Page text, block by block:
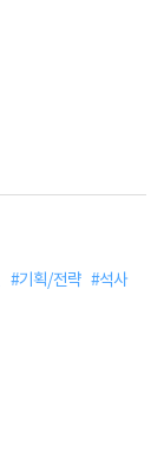
#기획/전략 #석사